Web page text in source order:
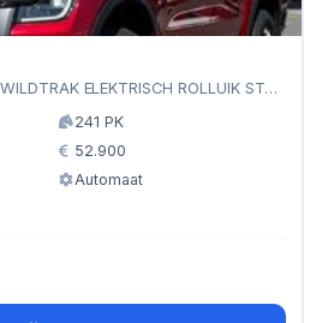
3.0 V6 240 PK KEYLESS WILDTRAK ELEKTRISCH ROLLUIK STAND
241 PK
52.900
Automaat